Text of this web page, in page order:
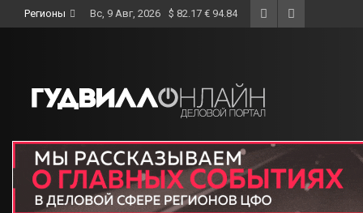
to
Регионы Вс, 9 Авг, 2026 $ 82.17 € 94.84